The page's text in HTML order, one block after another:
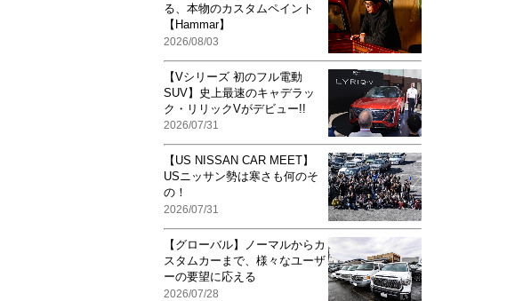
る、本物のカスタムペイント
【Hammar】
2026/08/03
【Vシリーズ 初のフル電動
SUV】史上最速のキャデラッ
ク・リリックVがデビュー!!
2026/07/31
【US NISSAN CAR MEET】
USニッサン勢は寒さも何のそ
の！
2026/07/31
【グローバル】ノーマルからカ
スタムカーまで、様々なユーザ
ーの要望に応える
2026/07/28